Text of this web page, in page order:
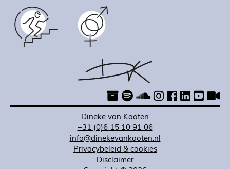
Dineke van Kooten
+31 (0)6 15 10 91 06
info@dinekevankooten.nl
Privacybeleid & cookies
Disclaimer